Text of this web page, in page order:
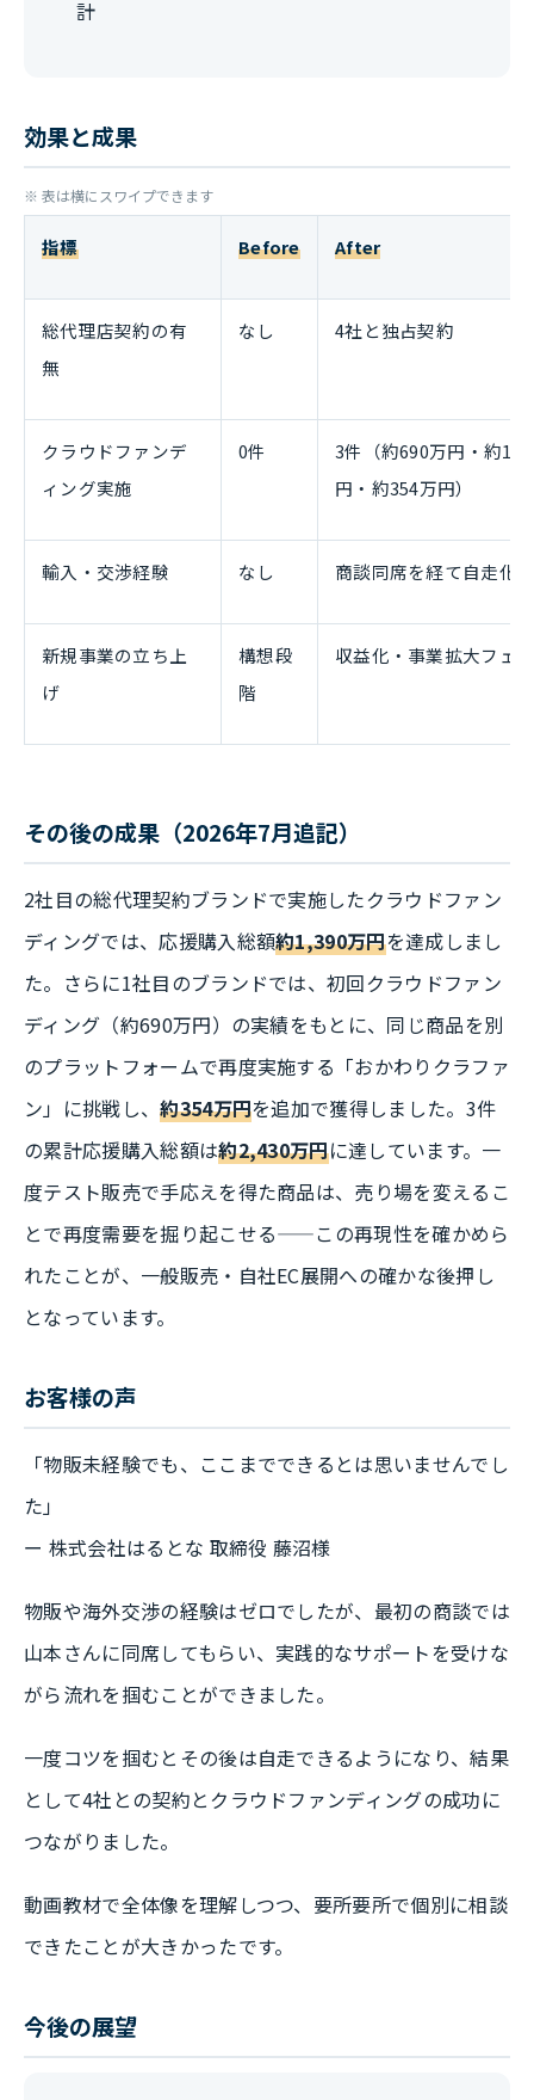
計
効果と成果
指標 Before After
総代理店契約の有
無
なし 4社と独占契約
クラウドファンデ
ィング実施
0件
3件（約690万円・約
円・約354万円）
輸入・交渉経験 なし 商談同席を経て自走化
新規事業の立ち上
げ
構想段
階
収益化・事業拡大フェ
その後の成果（2026年7月追記）
2社目の総代理契約ブランドで実施したクラウドファン
ディングでは、応援購入総額約1,390万円を達成しまし
た。さらに1社目のブランドでは、初回クラウドファン
ディング（約690万円）の実績をもとに、同じ商品を別
のプラットフォームで再度実施する「おかわりクラファ
ン」に挑戦し、約354万円を追加で獲得しました。3件
の累計応援購入総額は約2,430万円に達しています。一
度テスト販売で手応えを得た商品は、売り場を変えるこ
とで再度需要を掘り起こせる——この再現性を確かめら
れたことが、一般販売・自社EC展開への確かな後押し
となっています。
お客様の声
「物販未経験でも、ここまでできるとは思いませんでし
た」
ー 株式会社はるとな 取締役 藤沼様
物販や海外交渉の経験はゼロでしたが、最初の商談では
山本さんに同席してもらい、実践的なサポートを受けな
がら流れを掴むことができました。
一度コツを掴むとその後は自走できるようになり、結果
として4社との契約とクラウドファンディングの成功に
つながりました。
動画教材で全体像を理解しつつ、要所要所で個別に相談
できたことが大きかったです。
今後の展望